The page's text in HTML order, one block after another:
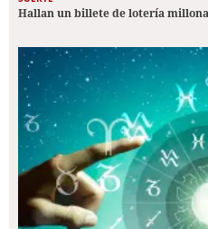
Hallan un billete de lotería